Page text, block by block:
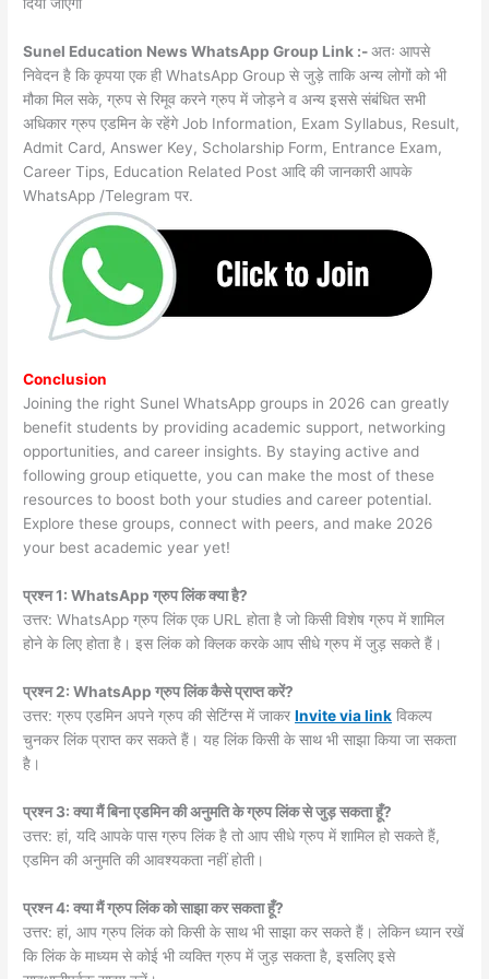
Sunel Education News WhatsApp Group Link :-अतः आपसे
निवेदन है कि कृपया एक ही WhatsApp Group से जुड़े ताकि अन्य लोगों को भी
मौका मिल सके, ग्रुप से रिमूव करने ग्रुप में जोड़ने व अन्य इससे संबंधित सभी
अधिकार ग्रुप एडमिन के रहेंगे Job Information, Exam Syllabus, Result,
Admit Card, Answer Key, Scholarship Form, Entrance Exam,
Career Tips, Education Related Post आदि की जानकारी आपके
WhatsApp /Telegram पर.
Conclusion
Joining the right Sunel WhatsApp groups in 2026 can greatly
benefit students by providing academic support, networking
opportunities, and career insights. By staying active and
following group etiquette, you can make the most of these
resources to boost both your studies and career potential.
Explore these groups, connect with peers, and make 2026
your best academic year yet!
प्रश्न 1: WhatsApp ग्रुप लिंक क्या है?
उत्तर: WhatsApp ग्रुप लिंक एक URL होता है जो किसी विशेष ग्रुप में शामिल
होने के लिए होता है। इस लिंक को क्लिक करके आप सीधे ग्रुप में जुड़ सकते हैं।
प्रश्न 2: WhatsApp ग्रुप लिंक कैसे प्राप्त करें?
उत्तर: ग्रुप एडमिन अपने ग्रुप की सेटिंग्स में जाकरInvite via link विकल्प
चुनकर लिंक प्राप्त कर सकते हैं। यह लिंक किसी के साथ भी साझा किया जा सकता
है।
प्रश्न 3: क्या मैं बिना एडमिन की अनुमति के ग्रुप लिंक से जुड़ सकता हूँ?
उत्तर: हां, यदि आपके पास ग्रुप लिंक है तो आप सीधे ग्रुप में शामिल हो सकते हैं,
एडमिन की अनुमति की आवश्यकता नहीं होती।
प्रश्न 4: क्या मैं ग्रुप लिंक को साझा कर सकता हूँ?
उत्तर: हां, आप ग्रुप लिंक को किसी के साथ भी साझा कर सकते हैं। लेकिन ध्यान रखें
कि लिंक के माध्यम से कोई भी व्यक्ति ग्रुप में जुड़ सकता है, इसलिए इसे